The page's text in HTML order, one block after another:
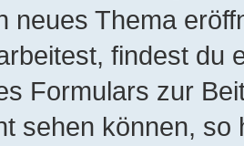
neues Thema
findest du
Formulars zur
sehen können,